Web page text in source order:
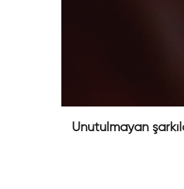
Unutulmayan